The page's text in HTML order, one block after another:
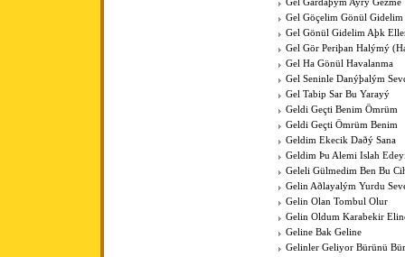
Gel Gardaþým Ayrý Gezme
Gel Göçelim Gönül Gidelim
Gel Gönül Gidelim Aþk
Gel Gör Periþan Halýmý
Gel Ha Gönül Havalanma
Gel Seninle Danýþalým
Gel Tabip Sar Bu Yarayý
Geldi Geçti Benim Ömrüm
Geldi Geçti Ömrüm Benim
Geldim Ekecik Daðý Sana
Geldim Þu Alemi Islah
Geleli Gülmedim Ben Bu
Gelin Aðlayalým Yurdu
Gelin Olan Tombul Olur
Gelin Oldum Karabekir
Geline Bak Geline
Gelinler Geliyor Bürünü